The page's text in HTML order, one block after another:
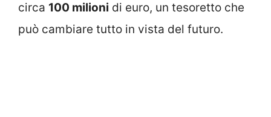
circa 100 milioni di euro, un tesoretto che
può cambiare tutto in vista del futuro.